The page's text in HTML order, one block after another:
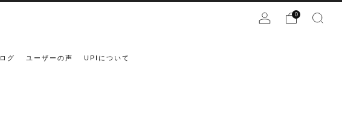
グ ユーザーの声 UPIについて
0